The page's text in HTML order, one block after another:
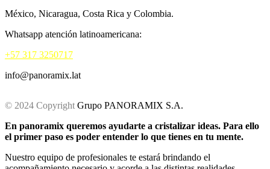
México, Nicaragua, Costa Rica y Colombia.
Whatsapp atención latinoamericana:
+57 317 3250717
info@panoramix.lat
© 2024 Copyright Grupo PANORAMIX S.A.
En panoramix queremos ayudarte a cristalizar ideas. Para ello
el primer paso es poder entender lo que tienes en tu mente.
Nuestro equipo de profesionales te estará brindando el